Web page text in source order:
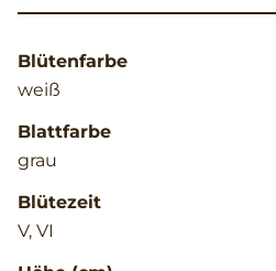
Blütenfarbe
weiß
Blattfarbe
grau
Blütezeit
V, VI